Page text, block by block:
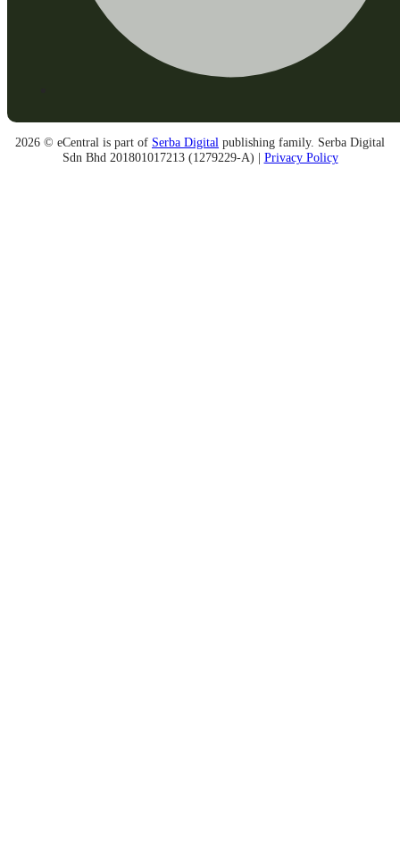
2026 © eCentral is part of Serba Digital publishing family. Serba Digital
Sdn Bhd 201801017213 (1279229-A) | Privacy Policy